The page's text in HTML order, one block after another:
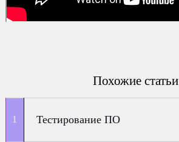
Похожие статьи
Тестирование ПО